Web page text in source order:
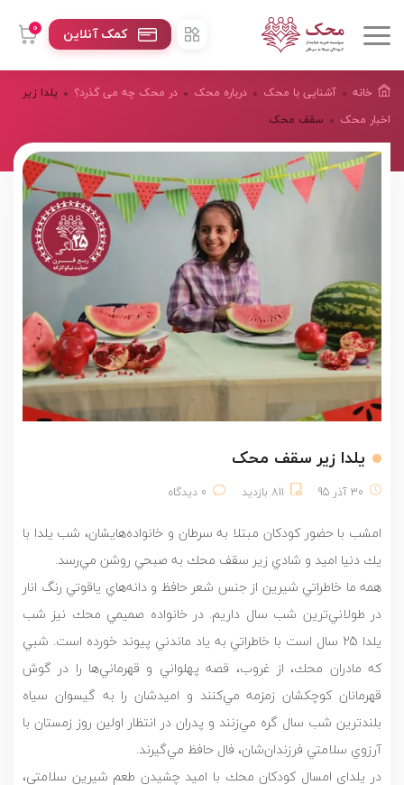
0 کمک آنلاین
خانه آشنایی با محک درباره محک
در محک چه می گذرد؟
اخبار محک
یلدا زیر
سقف محک
یلدا زیر سقف محک
30 آذر 95 811 بازدید 0 دیدگاه
امشب با حضور كودكان مبتلا به سرطان و خانواده‌هايشان، شب يلدا با
يك دنيا اميد و شادي زير سقف محك به صبحي روشن مي‌رسد.
همه ما خاطراتي شيرين از جنس شعر حافظ و دانه‌هاي ياقوتي رنگ انار
در طولاني‌ترين شب سال داريم. در خانواده صميمي محك نيز شب
يلدا 25 سال است با خاطراتي به ياد ماندني پيوند خورده است. شبي
كه مادران محك، از غروب، قصه پهلواني و قهرماني‌ها را در گوش
قهرمانان كوچكشان زمزمه مي‌كنند و اميدشان را به گيسوان سياه
بلندترين شب سال گره مي‌زنند و پدران در انتظار اولين روز زمستان با
آرزوي سلامتي فرزندان‌شان، فال حافظ مي‌گيرند.
در يلداي امسال كودكان محك با اميد چشيدن طعم شيرين سلامتي،